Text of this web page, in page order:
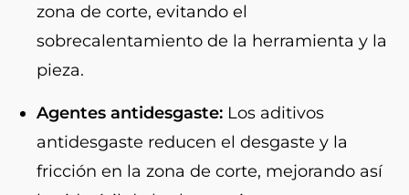
zona de corte, evitando el
sobrecalentamiento de la herramienta y la
pieza.
Agentes antidesgaste: Los aditivos
antidesgaste reducen el desgaste y la
fricción en la zona de corte, mejorando así